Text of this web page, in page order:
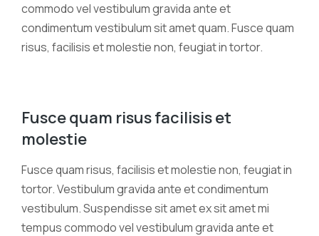
commodo vel vestibulum gravida ante et
condimentum vestibulum sit amet quam. Fusce quam
risus, facilisis et molestie non, feugiat in tortor.
Fusce quam risus facilisis et
molestie
Fusce quam risus, facilisis et molestie non, feugiat in
tortor. Vestibulum gravida ante et condimentum
vestibulum. Suspendisse sit amet ex sit amet mi
tempus commodo vel vestibulum gravida ante et